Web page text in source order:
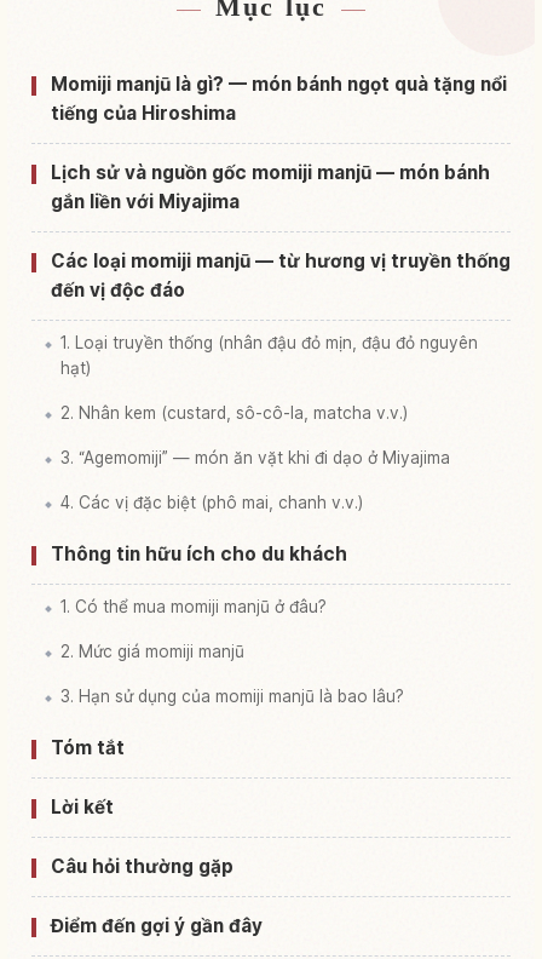
Tìm chỗ ở gần Hiroshima Tỉnh
Tìm trải nghiệm tại Hiroshima Tỉnh↗
Mục lục
Momiji manjū là gì? — món bánh ngọt quà tặng nổi
tiếng của Hiroshima
Lịch sử và nguồn gốc momiji manjū — món bánh
gắn liền với Miyajima
Các loại momiji manjū — từ hương vị truyền thống
đến vị độc đáo
1. Loại truyền thống (nhân đậu đỏ mịn, đậu đỏ nguyên
hạt)
2. Nhân kem (custard, sô-cô-la, matcha v.v.)
3. “Agemomiji” — món ăn vặt khi đi dạo ở Miyajima
4. Các vị đặc biệt (phô mai, chanh v.v.)
Thông tin hữu ích cho du khách
1. Có thể mua momiji manjū ở đâu?
2. Mức giá momiji manjū
3. Hạn sử dụng của momiji manjū là bao lâu?
Tóm tắt
Lời kết
Câu hỏi thường gặp
Điểm đến gợi ý gần đây